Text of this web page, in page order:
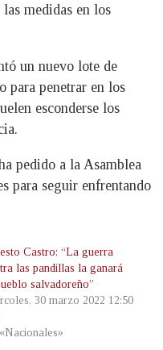
medidas en los
un nuevo lote de
para penetrar en los
esconderse los
pedido a la Asamblea
para seguir enfrentando
Castro: “La guerra
las pandillas la ganará
salvadoreño”
30 marzo 2022 12:50